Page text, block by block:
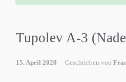
Tupolev A-3
15. April 2020 Geschrieben von